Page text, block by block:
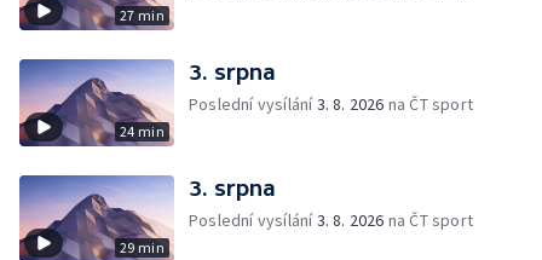
27 min
24 min
3. srpna
Poslední vysílání3. 8. 2026 na ČT sport
29 min
3. srpna
Poslední vysílání3. 8. 2026 na ČT sport